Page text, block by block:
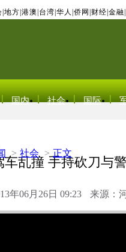
地方 港澳 台湾 华人 侨网 财经 金融
国内 社会 国际
> 社会 > 正文
车乱撞 手持砍刀与
年06月26日 09:23 来源：